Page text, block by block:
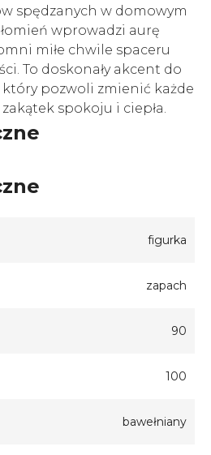
spędzanych w domowym
wprowadzi aurę
miłe chwile spaceru
To doskonały akcent do
pozwoli zmienić każde
spokoju i ciepła.
figurka
zapach
90
100
bawełniany